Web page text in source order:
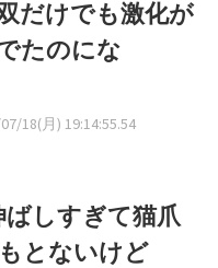
だけでも激化が
たのにな
18(月) 19:14:55.54
しすぎて猫爪
とないけど